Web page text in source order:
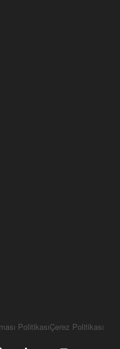
PolitikasıÇerez Politikası